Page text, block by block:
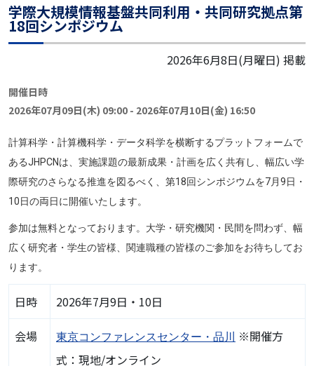
学際大規模情報基盤共同利用・共同研究拠点第
18回シンポジウム
2026年6月8日(月曜日) 掲載
開催日時
2026年07月09日(木) 09:00 - 2026年07月10日(金) 16:50
計算科学・計算機科学・データ科学を横断するプラットフォームで
あるJHPCNは、実施課題の最新成果・計画を広く共有し、幅広い学
際研究のさらなる推進を図るべく、第18回シンポジウムを7月9日・
10日の両日に開催いたします。
参加は無料となっております。大学・研究機関・民間を問わず、幅
広く研究者・学生の皆様、関連職種の皆様のご参加をお待ちしてお
ります。
日時 2026年7月9日・10日
会場 東京コンファレンスセンター・品川
※開催方
式：現地/オンライン